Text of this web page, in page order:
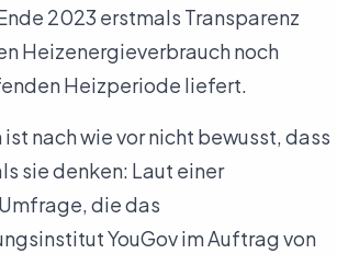
2023 erstmals Transparenz
Heizenergieverbrauch noch
Heizperiode liefert.
nach wie vor nicht bewusst, dass
sie denken: Laut einer
die das
YouGov im Auftrag von